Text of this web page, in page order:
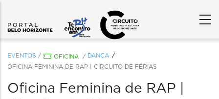
EVENTOS / OFICINA / DANÇA
OFICINA FEMININA DE RAP | CIRCUITO DE FÉRIAS
Oficina Feminina de RAP |